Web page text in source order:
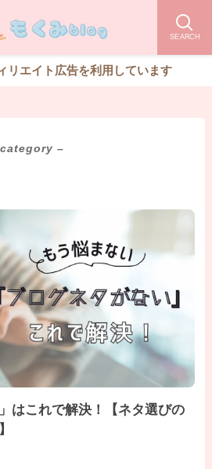
SEARCH
リエイト広告を利用しています
–
はこれで解決！【ネタ選びの